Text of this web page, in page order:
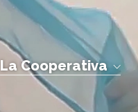
La Cooperativa